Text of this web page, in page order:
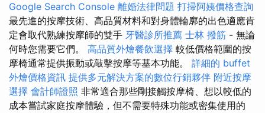
Google Search Console 離婚法律問題 打掃阿姨價格查詢
最先進的按摩技術、高品質材料和對身體輪廓的出色適應肯
定會取代熟練按摩師的雙手 牙醫診所推薦 士林 撥筋 - 無論
何時您需要它們。 高品質外燴餐飲選擇 較低價格範圍的按
摩椅通常提供振動或敲擊按摩等基本功能。 詳細的 buffet
外燴價格資訊 提供多元解決方案的數位行銷夥伴 附近按摩
選擇 會計師證照 非常適合那些剛接觸按摩椅、想以較低的
成本嘗試家庭按摩體驗，但不需要特殊功能或密集使用的